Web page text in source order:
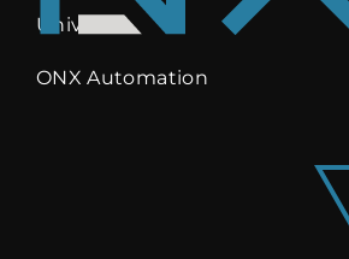
Universe
ONX Automation